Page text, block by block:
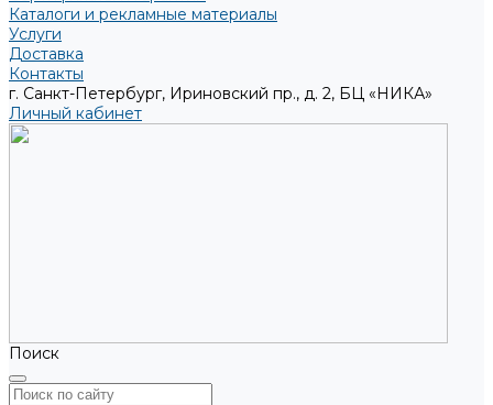
Каталоги и рекламные материалы
Услуги
Доставка
Контакты
г. Санкт-Петербург, Ириновский пр., д. 2, БЦ «НИКА»
Личный кабинет
Поиск